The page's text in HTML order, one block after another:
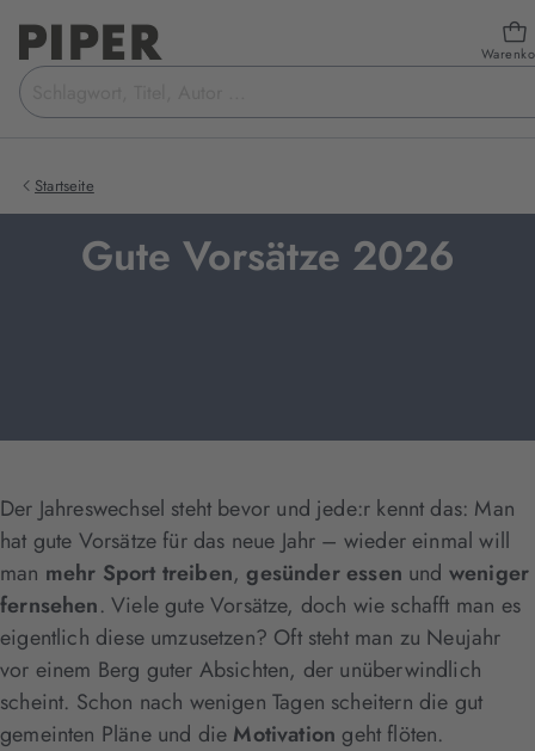
Suchbegriff
eingeben
Startseite
Gute Vorsätze 2026
Der Jahreswechsel steht bevor und jede:r kennt das: Man
hat gute Vorsätze für das neue Jahr – wieder einmal will
man mehr Sport treiben,gesünder essen und weniger
fernsehen. Viele gute Vorsätze, doch wie schafft man es
eigentlich diese umzusetzen? Oft steht man zu Neujahr
vor einem Berg guter Absichten, der unüberwindlich
scheint. Schon nach wenigen Tagen scheitern die gut
gemeinten Pläne und die Motivation geht flöten.